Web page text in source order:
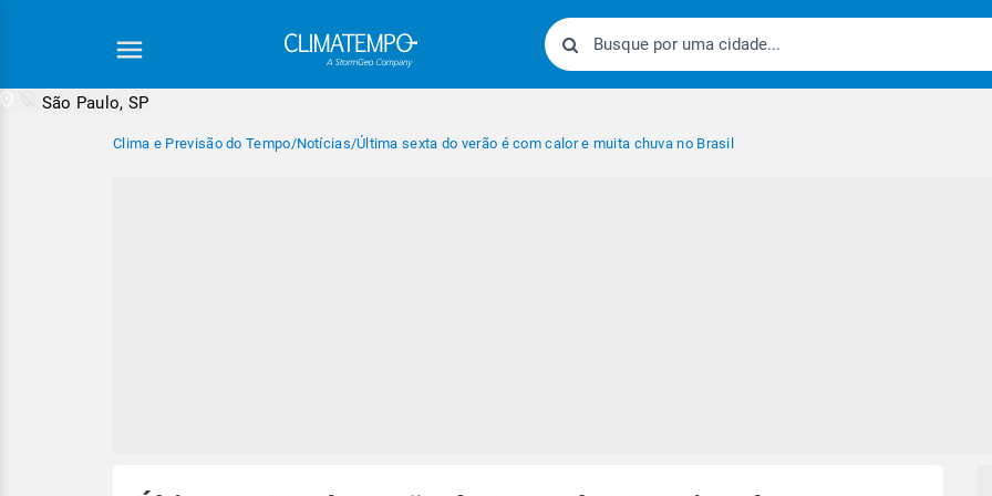
São Paulo, SP
Clima e Previsão do Tempo/Notícias/Última sexta do verão é com calor e muita chuva no Brasil